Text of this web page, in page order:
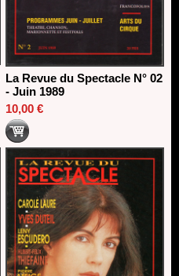
La Revue du Spectacle N° 02
- Juin 1989
10,00 €